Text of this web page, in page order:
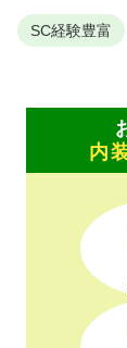
SC経験豊富
内